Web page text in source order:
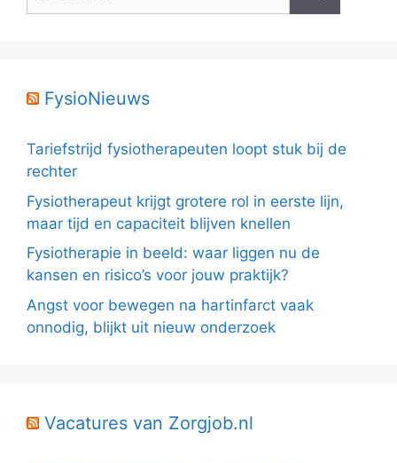
FysioNieuws
Tariefstrijd fysiotherapeuten loopt stuk bij de
rechter
Fysiotherapeut krijgt grotere rol in eerste lijn,
maar tijd en capaciteit blijven knellen
Fysiotherapie in beeld: waar liggen nu de
kansen en risico’s voor jouw praktijk?
Angst voor bewegen na hartinfarct vaak
onnodig, blijkt uit nieuw onderzoek
Vacatures van Zorgjob.nl